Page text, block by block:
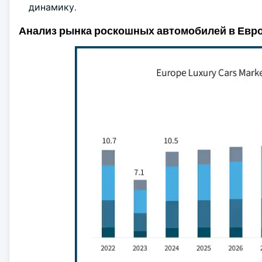
динамику.
Анализ рынка роскошных автомобилей в